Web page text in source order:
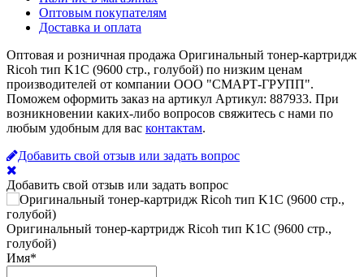
Оптовым покупателям
Доставка и оплата
Оптовая и розничная продажа Оригинальный тонер-картридж
Ricoh тип K1C (9600 стр., голубой) по низким ценам
производителей от компании ООО "СМАРТ-ГРУПП".
Поможем оформить заказ на артикул Артикул: 887933. При
возникновении каких-либо вопросов свяжитесь с нами по
любым удобным для вас контактам.
Добавить свой отзыв или задать вопрос
Добавить свой отзыв или задать вопрос
Оригинальный тонер-картридж Ricoh тип K1C (9600 стр.,
голубой)
Имя*